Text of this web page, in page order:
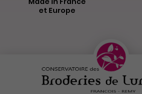
et Europe